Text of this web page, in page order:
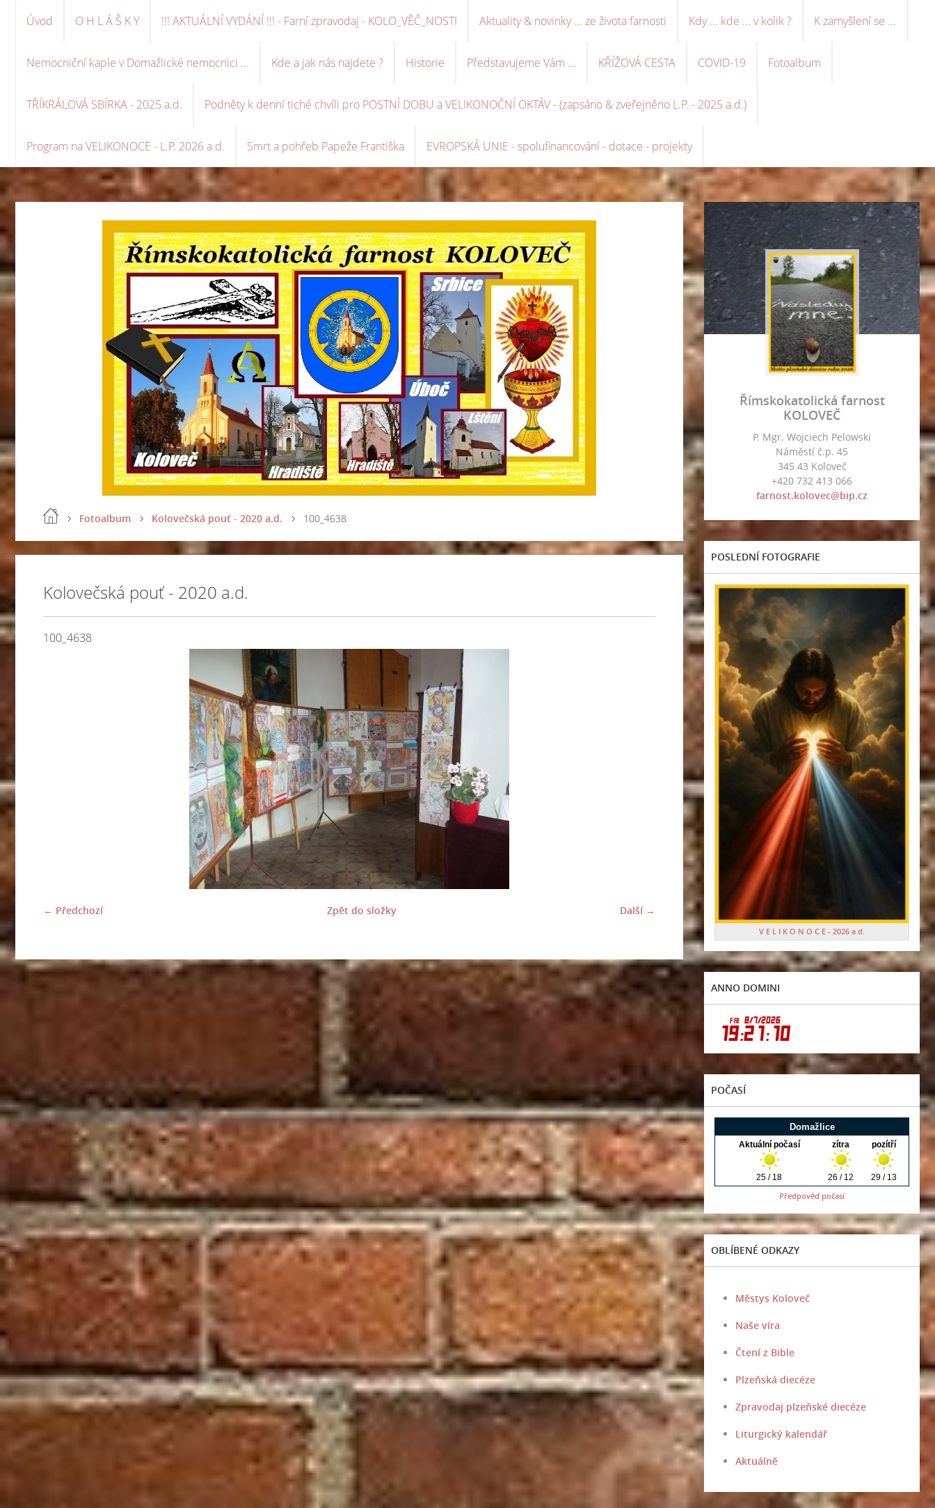
Úvod O H L Á Š K Y !!! AKTUÁLNÍ VYDÁNÍ !!! - Farní zpravodaj - KOLO_VĚČ_NOSTI Aktuality & novinky ... ze života farnosti Kdy ... kde ... v kolik ? K zamyšlení se ...
Nemocniční kaple v Domažlické nemocnici ... Kde a jak nás najdete ? Historie Představujeme Vám ... KŘÍŽOVÁ CESTA COVID-19 Fotoalbum
TŘÍKRÁLOVÁ SBÍRKA - 2025 a.d. Podněty k denní tiché chvíli pro POSTNÍ DOBU a VELIKONOČNÍ OKTÁV - (zapsáno & zveřejněno L.P. - 2025 a.d.)
Program na VELIKONOCE - L.P. 2026 a.d. Smrt a pohřeb Papeže Františka EVROPSKÁ UNIE - spolufinancování - dotace - projekty
Fotoalbum Kolovečská pouť - 2020 a.d. 100_4638
Kolovečská pouť - 2020 a.d.
100_4638
← Předchozí Další →
Zpět do složky
Římskokatolická farnost
KOLOVEČ
P. Mgr. Wojciech Pelowski
Náměstí č.p. 45
345 43 Koloveč
+420 732 413 066
farnost.kolovec@bip.cz
POSLEDNÍ FOTOGRAFIE
V E L I K O N O C E - 2026 a.d.
ANNO DOMINI
POČASÍ
Předpověď počasí
OBLÍBENÉ ODKAZY
Městys Koloveč
Naše víra
Čtení z Bible
Plzeňská diecéze
Zpravodaj plzeňské diecéze
Liturgický kalendář
Aktuálně